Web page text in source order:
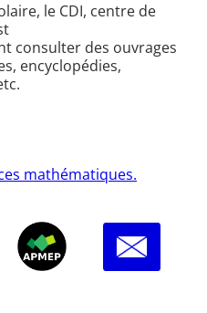
le CDI, centre de
consulter des ouvrages
encyclopédies,
mathématiques.